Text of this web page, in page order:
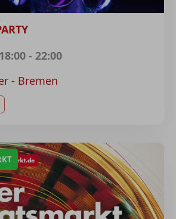
18:00 - 22:00
- Bremen